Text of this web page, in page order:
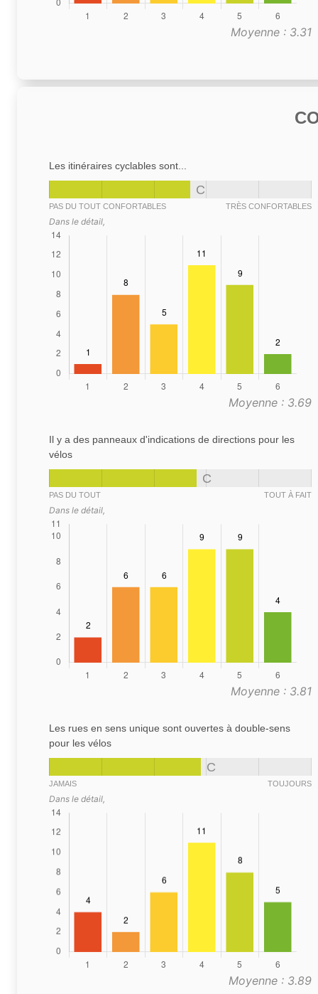
Moyenne : 3.31
Les itinéraires cyclables sont...
C
PAS DU TOUT CONFORTABLES TRÈS CONFORTABLES
Dans le détail,
Moyenne : 3.69
Il y a des panneaux d'indications de directions pour les
vélos
C
PAS DU TOUT TOUT À FAIT
Dans le détail,
Moyenne : 3.81
Les rues en sens unique sont ouvertes à double-sens
pour les vélos
C
JAMAIS TOUJOURS
Dans le détail,
Moyenne : 3.89